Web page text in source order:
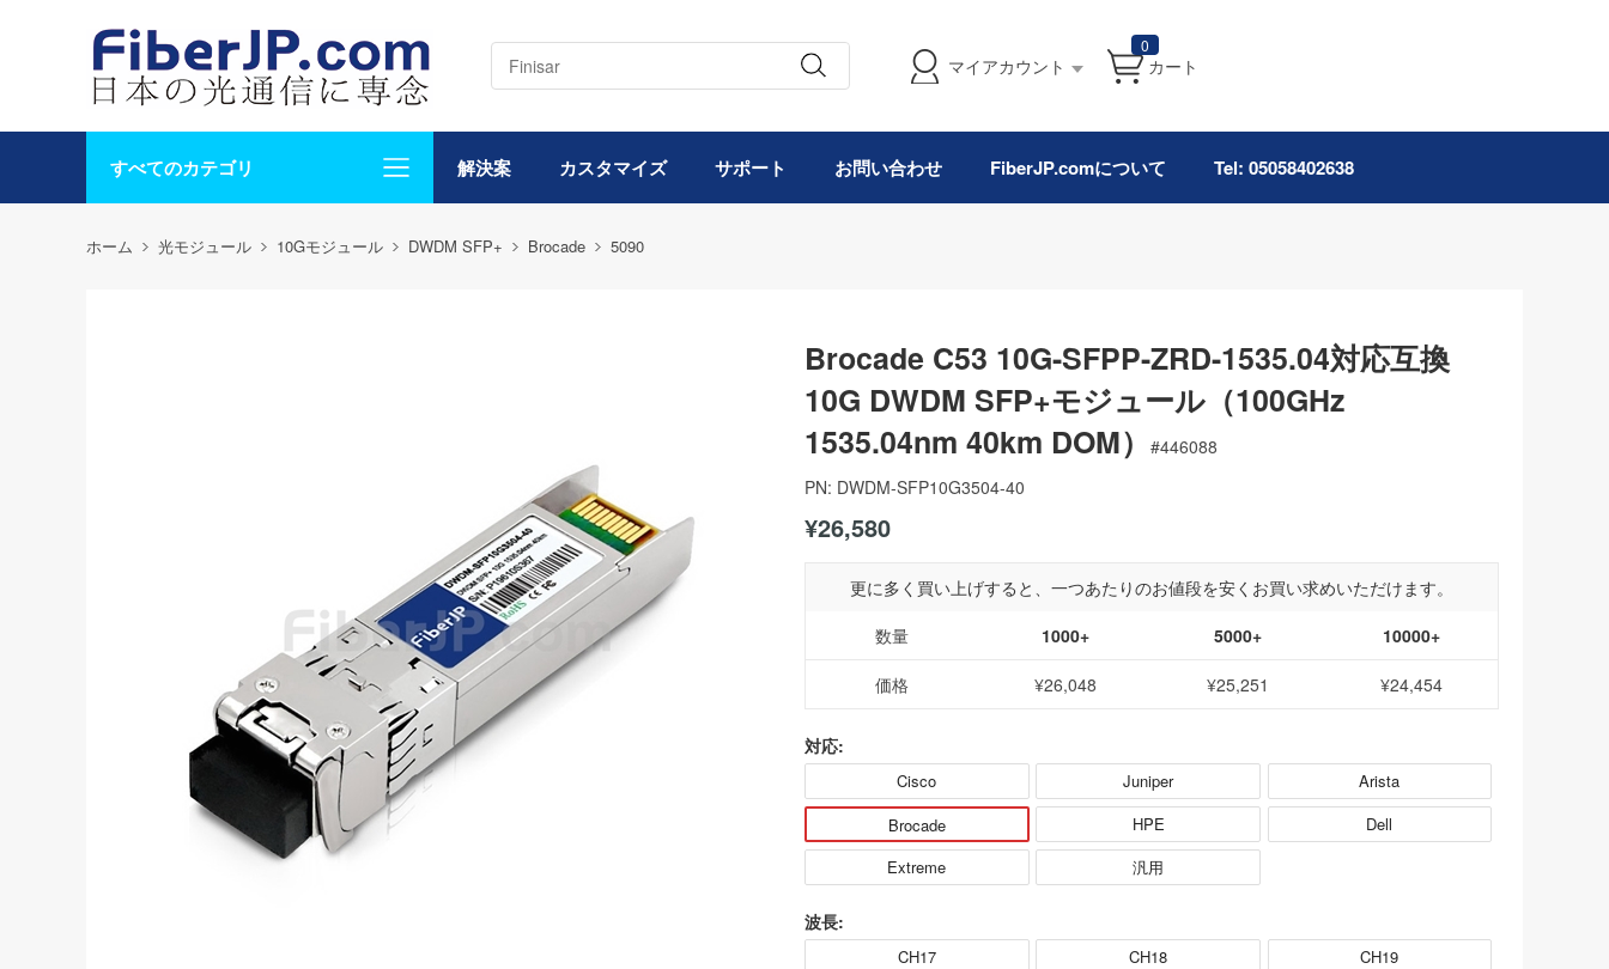
マイアカウント
0
カート
すべてのカテゴリ 解決案 カスタマイズ サポート お問い合わせ FiberJP.comについて Tel: 05058402638
ホーム 光モジュール 10Gモジュール DWDM SFP+ Brocade 5090
Brocade C53 10G-SFPP-ZRD-1535.04対応互換
10G DWDM SFP+モジュール（100GHz
1535.04nm 40km DOM）
#446088
PN: DWDM-SFP10G3504-40
¥26,580
更に多く買い上げすると、一つあたりのお値段を安くお買い求めいただけます。
数量
1000+ 5000+ 10000+
価格 ¥26,048 ¥25,251 ¥24,454
対応:
Cisco Juniper
Arista
Brocade
HPE
Dell
Extreme
汎用
波長:
CH17 CH18
CH19